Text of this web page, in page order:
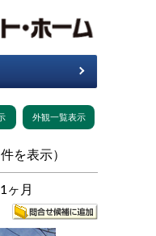
（ 1 〜 2 件を表示）
1ヶ月